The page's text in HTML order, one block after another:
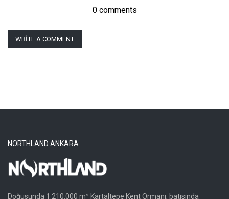
0 comments
WRITE A COMMENT
NORTHLAND ANKARA
Doğusunda 1.210.000 m² Kartaltepe Kent Ormanı, batısında